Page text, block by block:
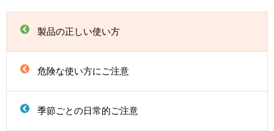
製品の正しい使い方
危険な使い方にご注意
季節ごとの日常的ご注意